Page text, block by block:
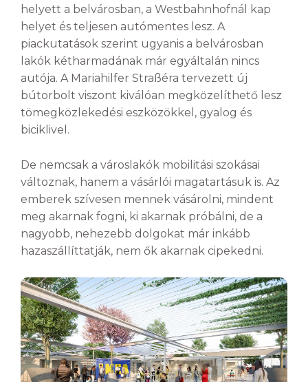
helyett a belvárosban, a Westbahnhofnál kap
helyet és teljesen autómentes lesz. A
piackutatások szerint ugyanis a belvárosban
lakók kétharmadának már egyáltalán nincs
autója. A Mariahilfer Straßéra tervezett új
bútorbolt viszont kiválóan megközelíthető lesz
tömegközlekedési eszközökkel, gyalog és
biciklivel.
De nemcsak a városlakók mobilitási szokásai
változnak, hanem a vásárlói magatartásuk is. Az
emberek szívesen mennek vásárolni, mindent
meg akarnak fogni, ki akarnak próbálni, de a
nagyobb, nehezebb dolgokat már inkább
hazaszállíttatják, nem ők akarnak cipekedni.